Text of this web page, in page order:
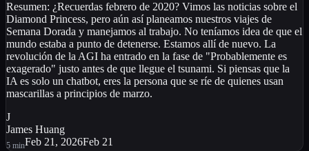
Resumen: ¿Recuerdas febrero de 2020? Vimos las noticias sobre el
Diamond Princess, pero aún así planeamos nuestros viajes de
Semana Dorada y manejamos al trabajo. No teníamos idea de que el
mundo estaba a punto de detenerse. Estamos allí de nuevo. La
revolución de la AGI ha entrado en la fase de "Probablemente es
exagerado" justo antes de que llegue el tsunami. Si piensas que la
IA es solo un chatbot, eres la persona que se ríe de quienes usan
mascarillas a principios de marzo.
J
James Huang
5 minFeb 21, 2026Feb 21